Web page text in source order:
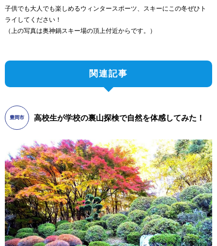
子供でも大人でも楽しめるウィンタースポーツ、スキーにこの冬ぜひト
ライしてください！
（上の写真は奥神鍋スキー場の頂上付近からです。）
関連記事
豊岡市 高校生が学校の裏山探検で自然を体感してみた！